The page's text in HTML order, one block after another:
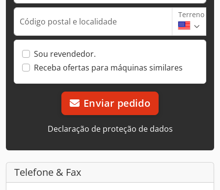
Código postal e localidade
Terreno
Sou revendedor.
Receba ofertas para máquinas similares
Enviar pedido
Declaração de proteção de dados
Telefone & Fax